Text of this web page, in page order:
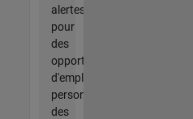
alertes
pour
des
opportunités
d'emploi
personnalisées,
des